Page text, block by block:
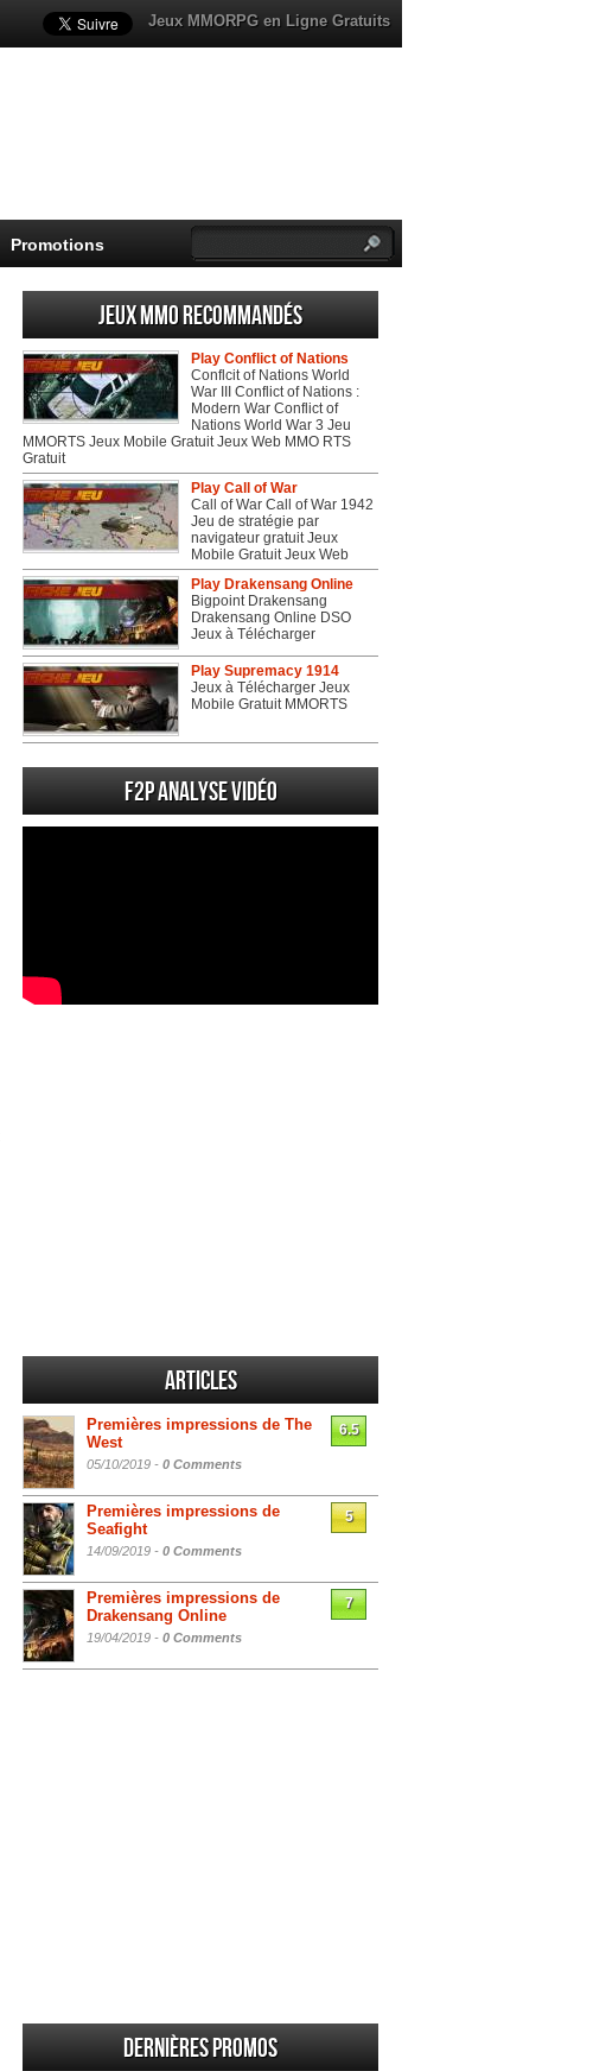
Jeux MMORPG en Ligne Gratuits
Promotions
Jeux MMO recommandés
Play Conflict of Nations
Conflcit of Nations World
War III Conflict of Nations :
Modern War Conflict of
Nations World War 3 Jeu
MMORTS Jeux Mobile Gratuit Jeux Web MMO RTS
Gratuit
Play Call of War
Call of War Call of War 1942
Jeu de stratégie par
navigateur gratuit Jeux
Mobile Gratuit Jeux Web
Play Drakensang Online
Bigpoint Drakensang
Drakensang Online DSO
Jeux à Télécharger
Play Supremacy 1914
Jeux à Télécharger Jeux
Mobile Gratuit MMORTS
F2P Analyse vidéo
Articles
Premières impressions de The
West
05/10/2019 - 0 Comments
6.5
Premières impressions de
Seafight
14/09/2019 - 0 Comments
5
Premières impressions de
Drakensang Online
19/04/2019 - 0 Comments
7
Dernières promos